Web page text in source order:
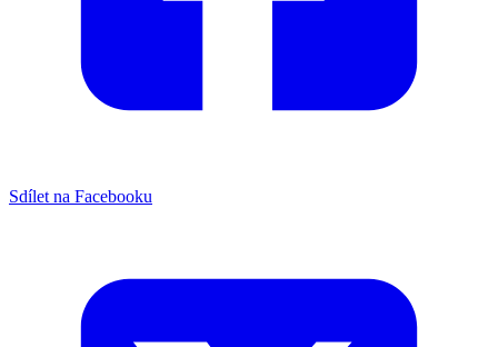
Sdílet na Facebooku